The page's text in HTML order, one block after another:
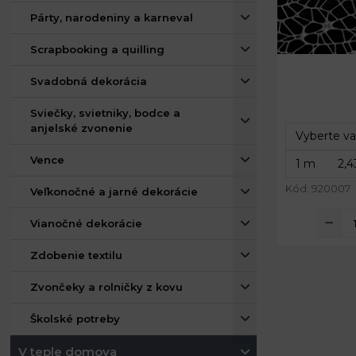
Párty, narodeniny a karneval
Scrapbooking a quilling
Svadobná dekorácia
Sviečky, svietniky, bodce a
anjelské zvonenie
Vence
Veľkonočné a jarné dekorácie
Vianočné dekorácie
Zdobenie textilu
Zvončeky a rolničky z kovu
Školské potreby
V teple domova
Kód: 920007